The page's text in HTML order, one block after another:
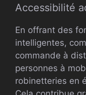
Accessibilité
En offrant des
intelligentes,
commande à
personnes à
robinetteries en